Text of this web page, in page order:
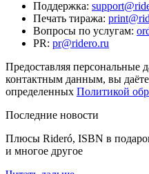
Поддержка:
Печать тиража:
Вопросы по услугам:
PR: pr@ridero.ru
Предоставляя персональные
контактным данным, вы даёте
определенных Политикой
Последние новости
Плюсы Rideró, ISBN в
и многое другое